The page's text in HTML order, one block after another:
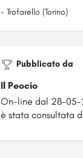
- Trofarello (Torino)
Pubblicato da
Il Peocio
On-line dal 28-05-
è stata consultata